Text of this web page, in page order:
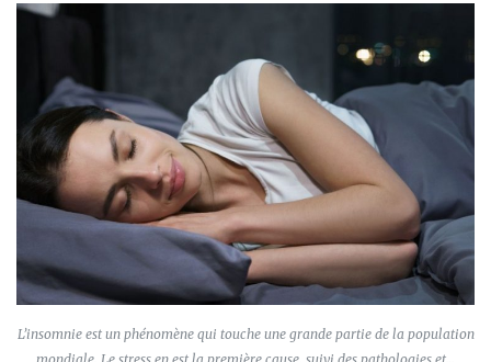
L’insomnie est un phénomène qui touche une grande partie de la population